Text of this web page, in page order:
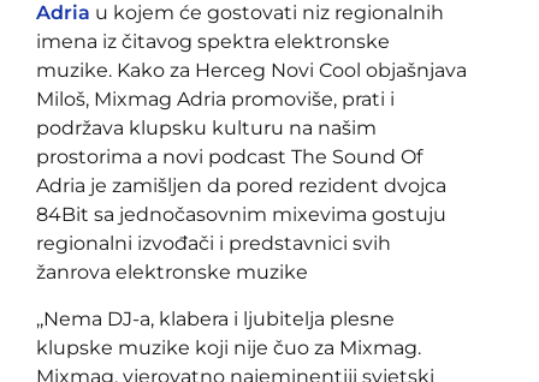
Adria u kojem će gostovati niz regionalnih
imena iz čitavog spektra elektronske
muzike. Kako za Herceg Novi Cool objašnjava
Miloš, Mixmag Adria promoviše, prati i
podržava klupsku kulturu na našim
prostorima a novi podcast The Sound Of
Adria je zamišljen da pored rezident dvojca
84Bit sa jednočasovnim mixevima gostuju
regionalni izvođači i predstavnici svih
žanrova elektronske muzike
,,Nema DJ-a, klabera i ljubitelja plesne
klupske muzike koji nije čuo za Mixmag.
Mixmag, vjerovatno najeminentiji svjetski